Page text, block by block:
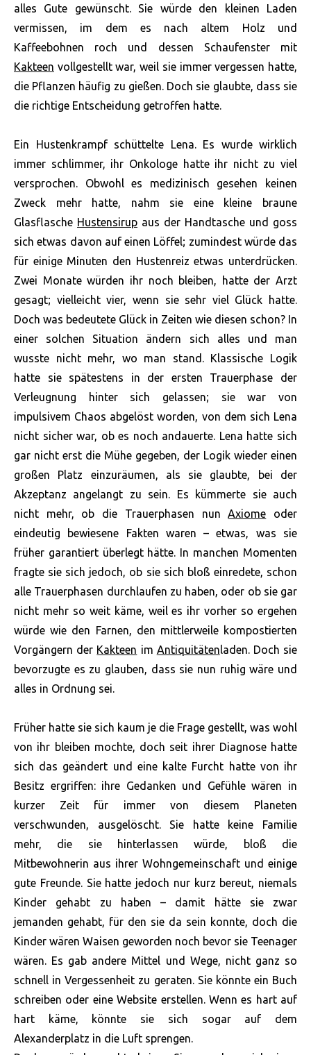
alles Gute gewünscht. Sie würde den kleinen Laden
vermissen, im dem es nach altem Holz und
Kaffeebohnen roch und dessen Schaufenster mit
Kakteen vollgestellt war, weil sie immer vergessen hatte,
die Pflanzen häufig zu gießen. Doch sie glaubte, dass sie
die richtige Entscheidung getroffen hatte.
Ein Hustenkrampf schüttelte Lena. Es wurde wirklich
immer schlimmer, ihr Onkologe hatte ihr nicht zu viel
versprochen. Obwohl es medizinisch gesehen keinen
Zweck mehr hatte, nahm sie eine kleine braune
Glasflasche Hustensirup aus der Handtasche und goss
sich etwas davon auf einen Löffel; zumindest würde das
für einige Minuten den Hustenreiz etwas unterdrücken.
Zwei Monate würden ihr noch bleiben, hatte der Arzt
gesagt; vielleicht vier, wenn sie sehr viel Glück hatte.
Doch was bedeutete Glück in Zeiten wie diesen schon? In
einer solchen Situation ändern sich alles und man
wusste nicht mehr, wo man stand. Klassische Logik
hatte sie spätestens in der ersten Trauerphase der
Verleugnung hinter sich gelassen; sie war von
impulsivem Chaos abgelöst worden, von dem sich Lena
nicht sicher war, ob es noch andauerte. Lena hatte sich
gar nicht erst die Mühe gegeben, der Logik wieder einen
großen Platz einzuräumen, als sie glaubte, bei der
Akzeptanz angelangt zu sein. Es kümmerte sie auch
nicht mehr, ob die Trauerphasen nunAxiome oder
eindeutig bewiesene Fakten waren – etwas, was sie
früher garantiert überlegt hätte. In manchen Momenten
fragte sie sich jedoch, ob sie sich bloß einredete, schon
alle Trauerphasen durchlaufen zu haben, oder ob sie gar
nicht mehr so weit käme, weil es ihr vorher so ergehen
würde wie den Farnen, den mittlerweile kompostierten
Vorgängern der Kakteen im Antiquitätenladen. Doch sie
bevorzugte es zu glauben, dass sie nun ruhig wäre und
alles in Ordnung sei.
Früher hatte sie sich kaum je die Frage gestellt, was wohl
von ihr bleiben mochte, doch seit ihrer Diagnose hatte
sich das geändert und eine kalte Furcht hatte von ihr
Besitz ergriffen: ihre Gedanken und Gefühle wären in
kurzer Zeit für immer von diesem Planeten
verschwunden, ausgelöscht. Sie hatte keine Familie
mehr, die sie hinterlassen würde, bloß die
Mitbewohnerin aus ihrer Wohngemeinschaft und einige
gute Freunde. Sie hatte jedoch nur kurz bereut, niemals
Kinder gehabt zu haben – damit hätte sie zwar
jemanden gehabt, für den sie da sein konnte, doch die
Kinder wären Waisen geworden noch bevor sie Teenager
wären. Es gab andere Mittel und Wege, nicht ganz so
schnell in Vergessenheit zu geraten. Sie könnte ein Buch
schreiben oder eine Website erstellen. Wenn es hart auf
hart käme, könnte sie sich sogar auf dem
Alexanderplatz in die Luft sprengen.